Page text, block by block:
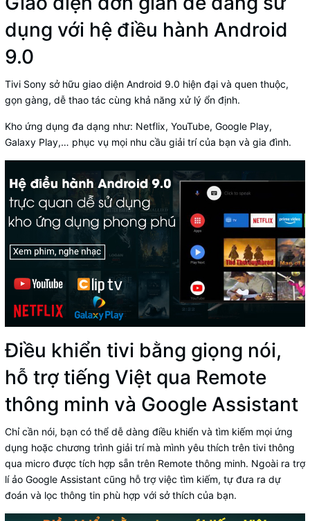
dụng với hệ điều hành Android
9.0
Tivi Sony sở hữu giao diện Android 9.0 hiện đại và quen thuộc,
gọn gàng, dễ thao tác cùng khả năng xử lý ổn định.
Kho ứng dụng đa dạng như: Netflix, YouTube, Google Play,
Galaxy Play,… phục vụ mọi nhu cầu giải trí của bạn và gia đình.
Điều khiển tivi bằng giọng nói,
hỗ trợ tiếng Việt qua Remote
thông minh và Google Assistant
Chỉ cần nói, bạn có thể dễ dàng điều khiển và tìm kiếm mọi ứng
dụng hoặc chương trình giải trí mà mình yêu thích trên tivi thông
qua micro được tích hợp sẵn trên Remote thông minh. Ngoài ra trợ
lí ảo Google Assistant cũng hỗ trợ việc tìm kiếm, tự đưa ra dự
đoán và lọc thông tin phù hợp với sở thích của bạn.